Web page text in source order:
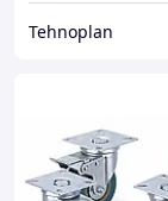
Tehnoplan